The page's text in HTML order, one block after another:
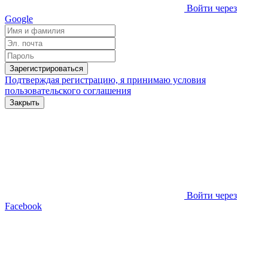
Войти через
Google
Зарегистрироваться
Подтверждая регистрацию, я принимаю условия
пользовательского соглашения
Закрыть
Войти через
Facebook